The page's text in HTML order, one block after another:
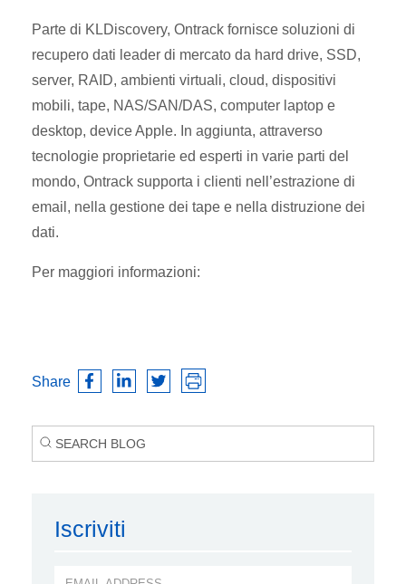
Parte di KLDiscovery, Ontrack fornisce soluzioni di
recupero dati leader di mercato da hard drive, SSD,
server, RAID, ambienti virtuali, cloud, dispositivi
mobili, tape, NAS/SAN/DAS, computer laptop e
desktop, device Apple. In aggiunta, attraverso
tecnologie proprietarie ed esperti in varie parti del
mondo, Ontrack supporta i clienti nell’estrazione di
email, nella gestione dei tape e nella distruzione dei
dati.
Per maggiori informazioni:
Share
Iscriviti